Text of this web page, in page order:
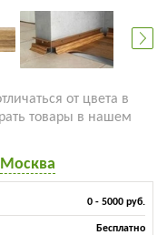
от цвета в
товары в нашем
Москва
0 - 5000 руб.
Бесплатно